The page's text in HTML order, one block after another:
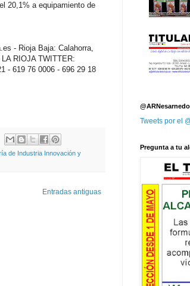
20,1% a equipamiento de
- Rioja Baja: Calahorra,
RIOJA TWITTER:
- 619 76 0006 - 696 29 18
de Industria Innovación y
Entradas antiguas
@ARNesarnedo
Tweets por el
Pregunta a tu